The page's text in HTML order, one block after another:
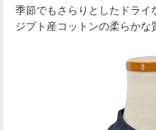
季節でもさらりとしたドラ
ジプト産コットンの柔らかな